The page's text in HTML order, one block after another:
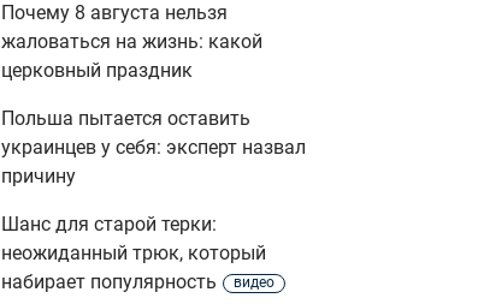
Почему 8 августа нельзя
жаловаться на жизнь: какой
церковный праздник
Польша пытается оставить
украинцев у себя: эксперт назвал
причину
Шанс для старой терки:
неожиданный трюк, который
набирает популярность
видео